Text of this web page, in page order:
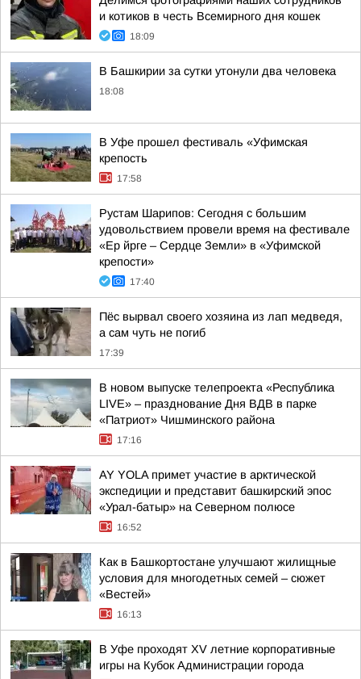
и котиков в честь Всемирного дня кошек
18:09
В Башкирии за сутки утонули два человека
18:08
В Уфе прошел фестиваль «Уфимская
крепость
17:58
Рустам Шарипов: Сегодня с большим
удовольствием провели время на фестивале
«Ер йрге – Сердце Земли» в «Уфимской
крепости»
17:40
Пёс вырвал своего хозяина из лап медведя,
а сам чуть не погиб
17:39
В новом выпуске телепроекта «Республика
LIVE» – празднование Дня ВДВ в парке
«Патриот» Чишминского района
17:16
AY YOLA примет участие в арктической
экспедиции и представит башкирский эпос
«Урал-батыр» на Северном полюсе
16:52
Как в Башкортостане улучшают жилищные
условия для многодетных семей – сюжет
«Вестей»
16:13
В Уфе проходят XV летние корпоративные
игры на Кубок Администрации города